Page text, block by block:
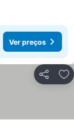
Ver preços
Partilhar